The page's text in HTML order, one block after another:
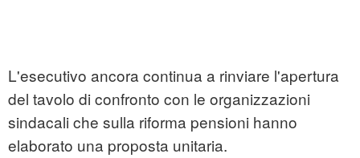
L'esecutivo ancora continua a rinviare l'apertura
del tavolo di confronto con le organizzazioni
sindacali che sulla riforma pensioni hanno
elaborato una proposta unitaria.